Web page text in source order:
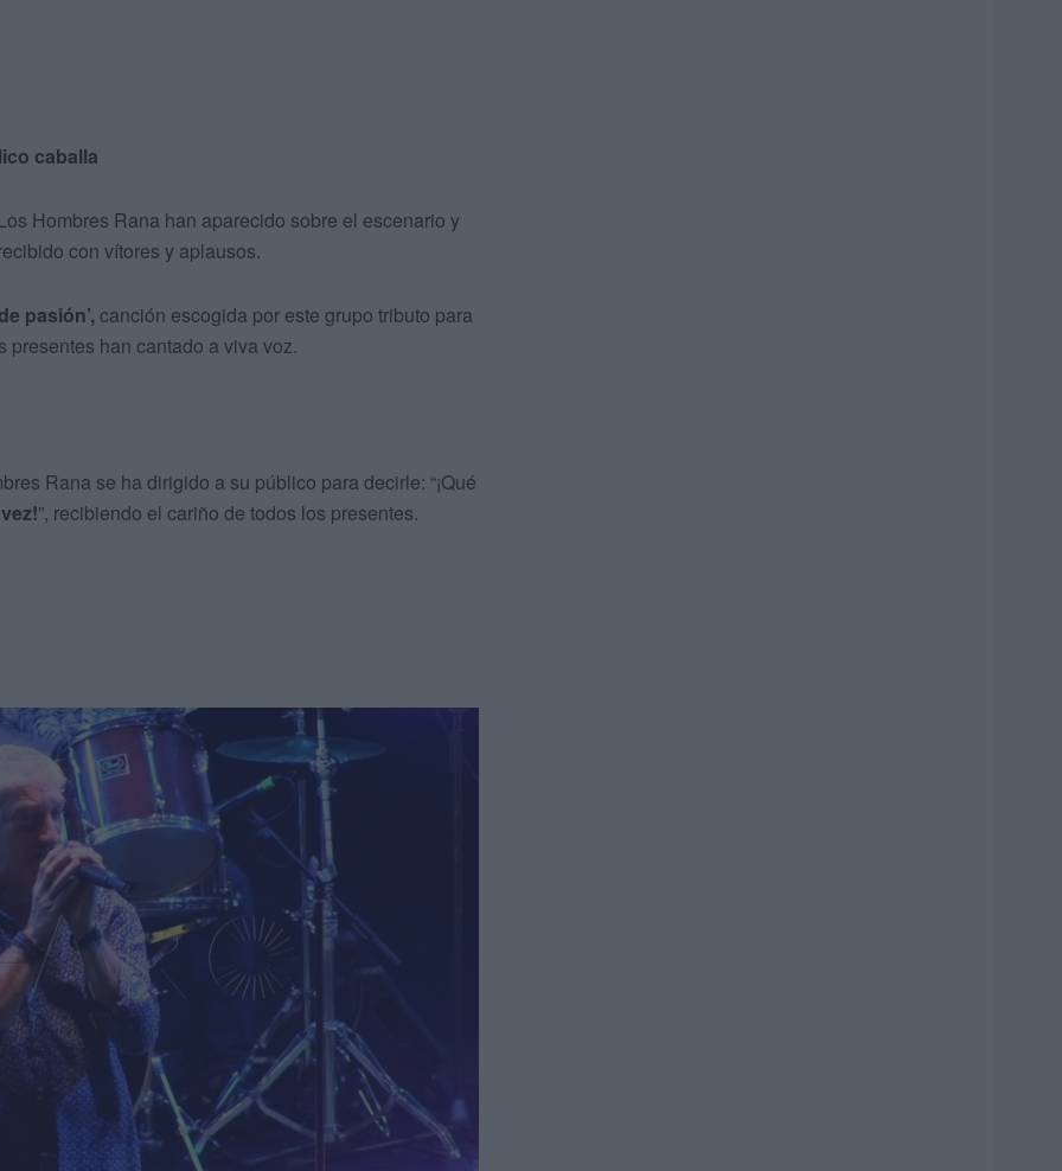
caballa
Hombres Rana han aparecido sobre el escenario y
con vítores y aplausos.
pasión’, canción escogida por este grupo tributo para
presentes han cantado a viva voz.
Rana se ha dirigido a su público para decirle: “¡Qué
”, recibiendo el cariño de todos los presentes.